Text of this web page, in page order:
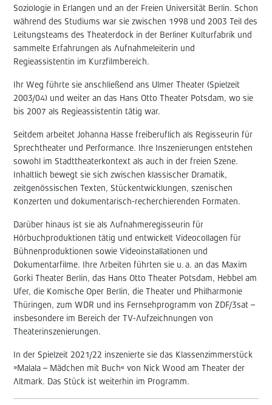
Soziologie in Erlangen und an der Freien Universität Berlin. Schon
während des Studiums war sie zwischen 1998 und 2003 Teil des
Leitungsteams des Theaterdock in der Berliner Kulturfabrik und
sammelte Erfahrungen als Aufnahmeleiterin und
Regieassistentin im Kurzfilmbereich.
Ihr Weg führte sie anschließend ans Ulmer Theater (Spielzeit
2003/04) und weiter an das Hans Otto Theater Potsdam, wo sie
bis 2007 als Regieassistentin tätig war.
Seitdem arbeitet Johanna Hasse freiberuflich als Regisseurin für
Sprechtheater und Performance. Ihre Inszenierungen entstehen
sowohl im Stadttheaterkontext als auch in der freien Szene.
Inhaltlich bewegt sie sich zwischen klassischer Dramatik,
zeitgenössischen Texten, Stückentwicklungen, szenischen
Konzerten und dokumentarisch-recherchierenden Formaten.
Darüber hinaus ist sie als Aufnahmeregisseurin für
Hörbuchproduktionen tätig und entwickelt Videocollagen für
Bühnenproduktionen sowie Videoinstallationen und
Dokumentarfilme. Ihre Arbeiten führten sie u. a. an das Maxim
Gorki Theater Berlin, das Hans Otto Theater Potsdam, Hebbel am
Ufer, die Komische Oper Berlin, die Theater und Philharmonie
Thüringen, zum WDR und ins Fernsehprogramm von ZDF/3sat –
insbesondere im Bereich der TV-Aufzeichnungen von
Theaterinszenierungen.
In der Spielzeit 2021/22 inszenierte sie das Klassenzimmerstück
»Malala – Mädchen mit Buch« von Nick Wood am Theater der
Altmark. Das Stück ist weiterhin im Programm.